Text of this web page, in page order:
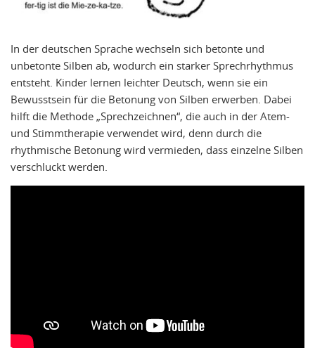
In der deutschen Sprache wechseln sich betonte und
unbetonte Silben ab, wodurch ein starker Sprechrhythmus
entsteht. Kinder lernen leichter Deutsch, wenn sie ein
Bewusstsein für die Betonung von Silben erwerben. Dabei
hilft die Methode „Sprechzeichnen“, die auch in der Atem-
und Stimmtherapie verwendet wird, denn durch die
rhythmische Betonung wird vermieden, dass einzelne Silben
verschluckt werden.